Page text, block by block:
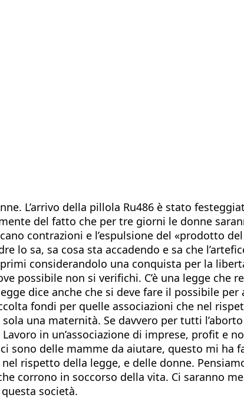
L’arrivo della pillola Ru486 è stato
del fatto che per tre giorni le donne
contrazioni e l’espulsione del «prodotto
sa, sa cosa sta accadendo e sa che
considerandolo una conquista per la
possibile non si verifichi. C’è una legge che
dice anche che si deve fare il possibile
fondi per quelle associazioni che nel
una maternità. Se davvero per tutti
in un’associazione di imprese, profit e
sono delle mamme da aiutare, questo mi ha
rispetto della legge, e delle donne.
corrono in soccorso della vita. Ci saranno
società.